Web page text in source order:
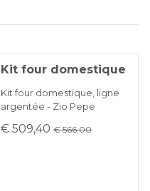
Kit four domestique
Kit four domestique, ligne
argentée - Zio Pepe
€ 509,40 € 566.00